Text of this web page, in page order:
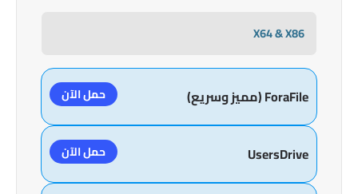
X64 & X86
ForaFile (مميز وسريع) حمل الآن
UsersDrive حمل الآن